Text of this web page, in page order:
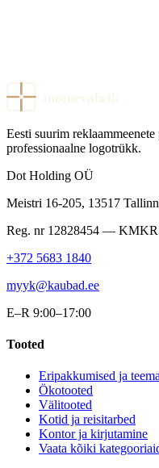
Eesti suurim
professionaalne logotrükk.
Dot Holding OÜ
Meistri 16-205, 13517 Tallinn
Reg. nr 12828454 — KMKR
+372 5683 1840
myyk@kaubad.ee
E–R 9:00–17:00
Tooted
Eripakkumised ja
Ökotooted
Välitooted
Kotid ja reisitarbed
Kontor ja kirjutamine
Vaata kõiki